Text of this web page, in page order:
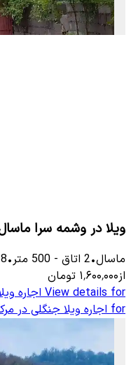
ویلا در وشمه سرا
ماسال•
2 اتاق -
500 متر•
8
از۱٬۶۰۰٬۰۰۰ تومان
View details for اجاره
for اجاره ویلا جنگلی در